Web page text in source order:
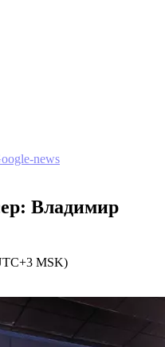
news
Владимир
MSK)